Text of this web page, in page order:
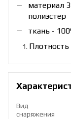
материал
полиэстер
ткань -
Вид
снаряжения